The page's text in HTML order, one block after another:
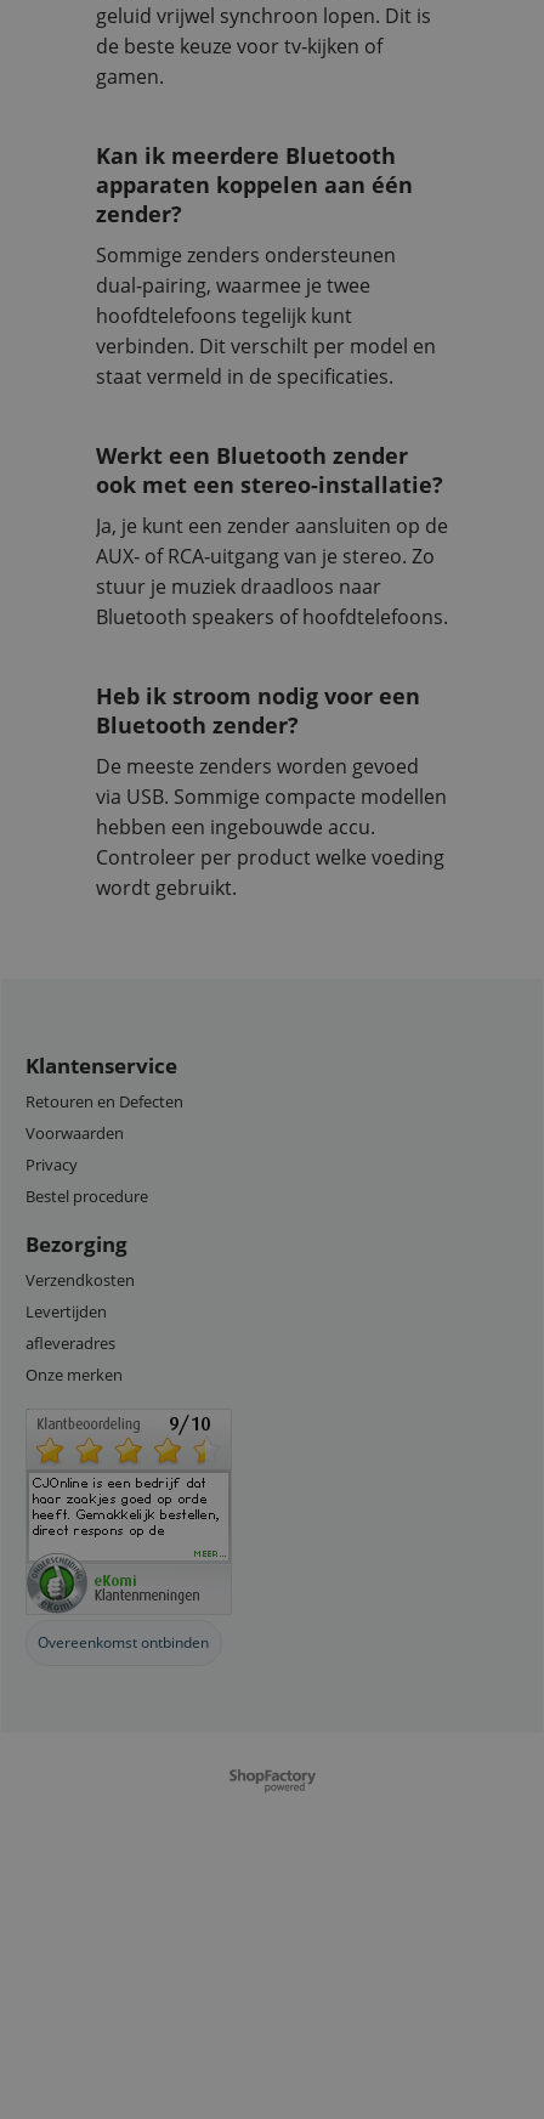
geluid vrijwel synchroon lopen. Dit is
de beste keuze voor tv‑kijken of
gamen.
Kan ik meerdere Bluetooth
apparaten koppelen aan één
zender?
Sommige zenders ondersteunen
dual‑pairing, waarmee je twee
hoofdtelefoons tegelijk kunt
verbinden. Dit verschilt per model en
staat vermeld in de specificaties.
Werkt een Bluetooth zender
ook met een stereo-installatie?
Ja, je kunt een zender aansluiten op de
AUX‑ of RCA‑uitgang van je stereo. Zo
stuur je muziek draadloos naar
Bluetooth speakers of hoofdtelefoons.
Heb ik stroom nodig voor een
Bluetooth zender?
De meeste zenders worden gevoed
via USB. Sommige compacte modellen
hebben een ingebouwde accu.
Controleer per product welke voeding
wordt gebruikt.
Klantenservice
Retouren en Defecten
Voorwaarden
Privacy
Bestel procedure
Bezorging
Verzendkosten
Levertijden
afleveradres
Onze merken
Overeenkomst ontbinden
Webwinkel gemaakt met
ShopFactory webwinkel